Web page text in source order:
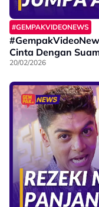
#GEMPAKVIDEONEWS
Cinta Dengan
20/02/2026